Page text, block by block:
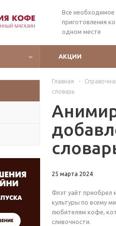
Все необходимое
приготовления
одном месте
АКЦИИ
Главная -
словарь
25 марта 2024
Флэт уайт приобрел
культуры по всему
любителям кофе,
сливочности.